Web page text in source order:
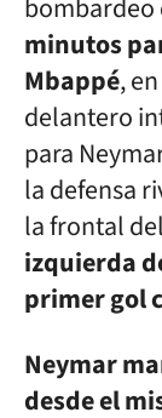
bombardeo
minutos
Mbappé,
delantero
para
la defensa
la frontal
izquierda
primer gol
Neymar
desde el